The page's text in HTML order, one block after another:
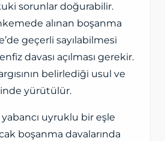
sorunlar doğurabilir.
alınan boşanma
geçerli sayılabilmesi
davası açılması gerekir.
belirlediği usul ve
yürütülür.
yabancı uyruklu bir eşle
boşanma davalarında